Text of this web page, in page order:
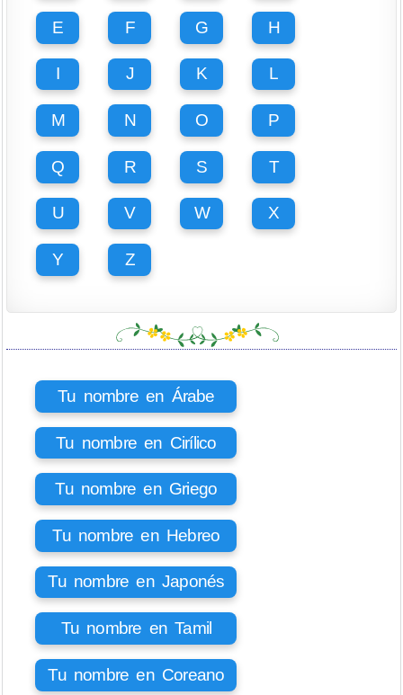
E F G H
I J K L
M N O P
Q R S T
U V W X
Y Z
Tu nombre en Árabe
Tu nombre en Cirílico
Tu nombre en Griego
Tu nombre en Hebreo
Tu nombre en Japonés
Tu nombre en Tamil
Tu nombre en Coreano